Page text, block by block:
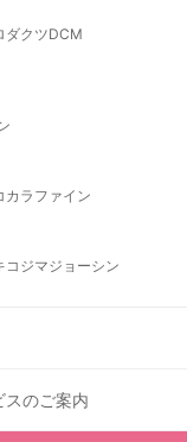
ダクツDCM
カラファイン
コジマジョーシン
スのご案内